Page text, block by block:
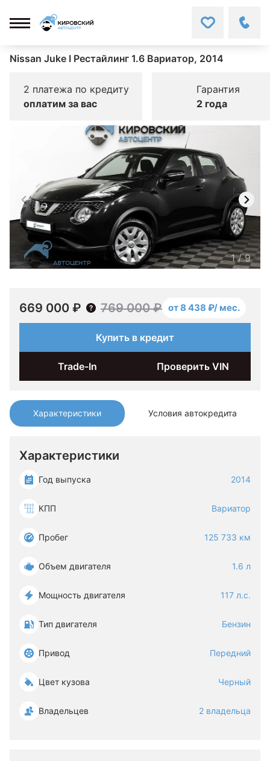
Nissan Juke I Рестайлинг 1.6 Вариатор, 2014
2 платежа по кредиту
оплатим за вас
Гарантия
2 года
Характеристики Условия автокредита
Характеристики
Год выпуска 2014
КПП Вариатор
Пробег 125 733 км
Объем двигателя 1.6 л
Мощность двигателя 117 л.с.
Тип двигателя Бензин
Привод Передний
Цвет кузова Черный
Владельцев 2 владельца
1/9
669 000 ₽ 769 000 ₽ от 8 438 ₽/ мес.
Купить в кредит
Trade-In Проверить VIN